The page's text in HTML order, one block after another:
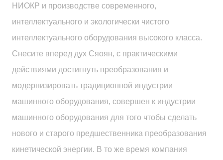
НИОКР и производстве современного,
интеллектуального и экологически чистого
интеллектуального оборудования высокого класса.
Снесите вперед дух Сяоян, с практическими
действиями достигнуть преобразования и
модернизировать традиционной индустрии
машинного оборудования, совершен к индустрии
машинного оборудования для того чтобы сделать
нового и старого предшественника преобразования
кинетической энергии. В то же время компания